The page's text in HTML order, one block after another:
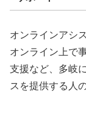
オンラインアシ
オンライン上で
支援など、多岐
スを提供する人